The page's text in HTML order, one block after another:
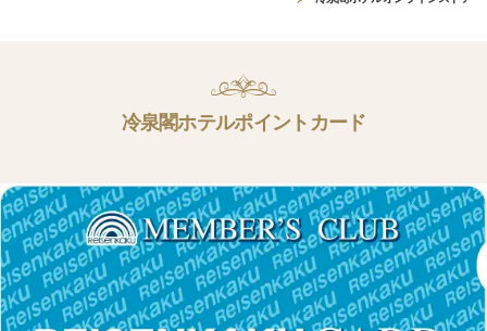
冷泉閣ホテルポイントカード